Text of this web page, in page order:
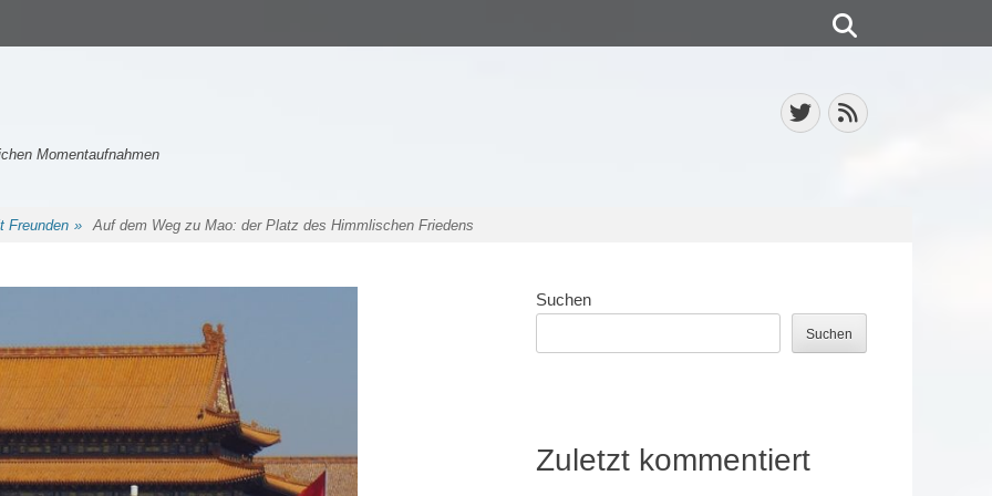
Momentaufnahmen
Twitter
Feed
Freunden » Auf dem Weg zu Mao: der Platz des Himmlischen Friedens
Suchen
Suchen
Zuletzt kommentiert